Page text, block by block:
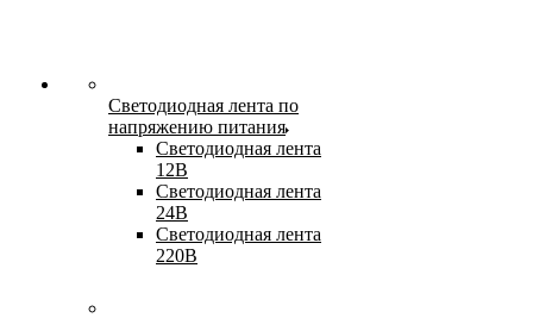
Светодиодная лента по
напряжению питания
Светодиодная лента
12В
Светодиодная лента
24В
Светодиодная лента
220В